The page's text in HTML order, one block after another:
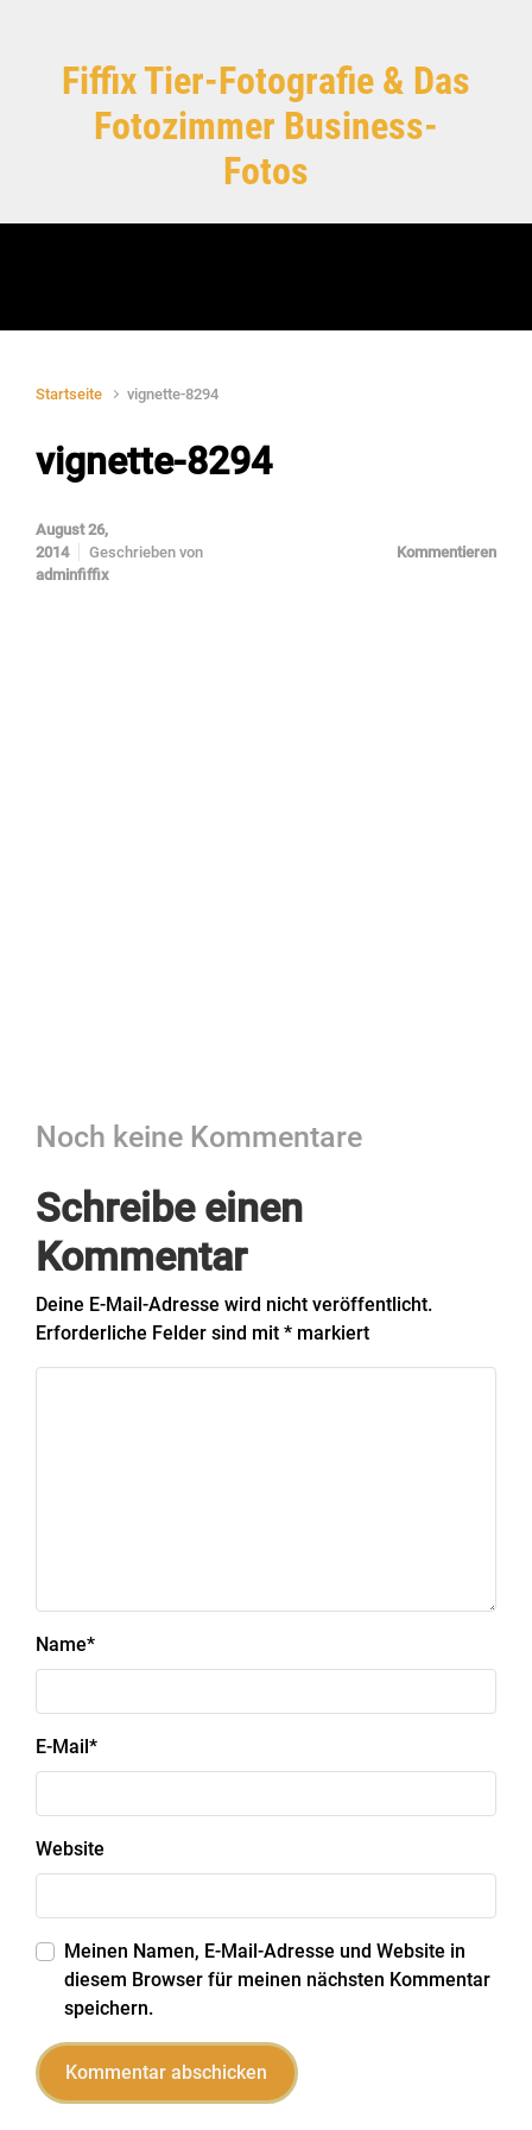
Fiffix Tier-Fotografie & Das
Fotozimmer Business-
Fotos
Startseite vignette-8294
vignette-8294
August 26,
2014
Geschrieben von
adminfiffix
Kommentieren
Noch keine Kommentare
Schreibe einen
Kommentar
Deine E-Mail-Adresse wird nicht veröffentlicht.
Erforderliche Felder sind mit * markiert
Name*
E-Mail*
Website
Meinen Namen, E-Mail-Adresse und Website in
diesem Browser für meinen nächsten Kommentar
speichern.